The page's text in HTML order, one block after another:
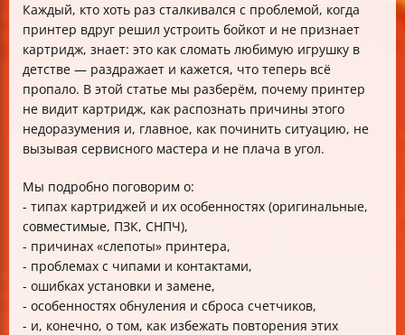
заправки?
Сброс счётчика абсорбера — что за зверь?
Как избежать проблем с картриджами?
Таблица: основные проблемы и решения
Краткий FAQ: вопросы и ответы
Заключение
Каждый, кто хоть раз сталкивался с проблемой, когда
принтер вдруг решил устроить бойкот и не признает
картридж, знает: это как сломать любимую игрушку в
детстве — раздражает и кажется, что теперь всё
пропало. В этой статье мы разберём, почему принтер
не видит картридж, как распознать причины этого
недоразумения и, главное, как починить ситуацию, не
вызывая сервисного мастера и не плача в угол.
Мы подробно поговорим о:
- типах картриджей и их особенностях (оригинальные,
совместимые, ПЗК, СНПЧ),
- причинах «слепоты» принтера,
- проблемах с чипами и контактами,
- ошибках установки и замене,
- особенностях обнуления и сброса счетчиков,
- и, конечно, о том, как избежать повторения этих